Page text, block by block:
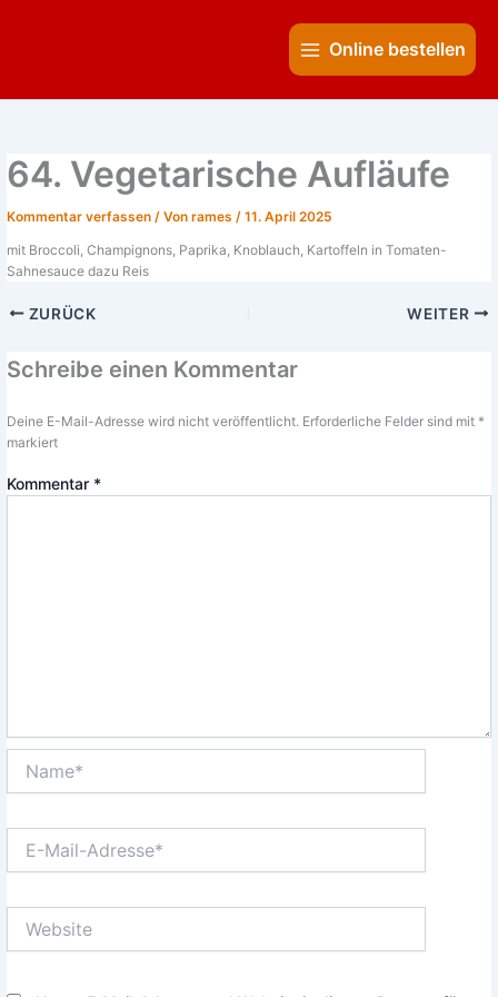
MenuOnline bestellen
64. Vegetarische Aufläufe
Kommentar verfassen / Vonrames/11. April 2025
mit Broccoli, Champignons, Paprika, Knoblauch, Kartoffeln in Tomaten-
Sahnesauce dazu Reis
ZURÜCK WEITER
Schreibe einen Kommentar
Deine E-Mail-Adresse wird nicht veröffentlicht. Erforderliche Felder sind mit *
markiert
Kommentar *
Mail-